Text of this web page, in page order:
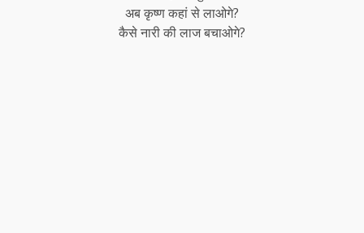
अब कृष्ण कहां से लाओगे?
कैसे नारी की लाज बचाओगे?